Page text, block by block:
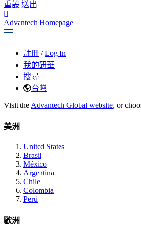
重設 送出
Advantech Homepage
註冊 / Log In
我的研華
搜尋
台灣
Visit the Advantech Global website, or
美洲
United States
Brasil
México
Argentina
Chile
Colombia
Perú
歐洲